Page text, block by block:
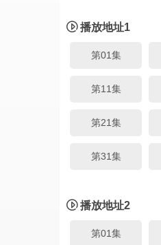
播放地址1
第01集
第11集
第21集
第31集
播放地址2
第01集